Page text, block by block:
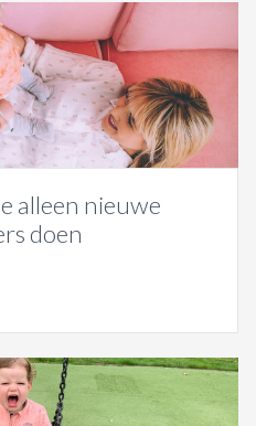
alleen nieuwe
doen